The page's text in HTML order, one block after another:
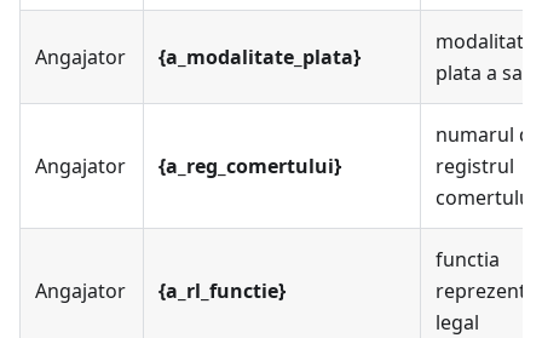
Angajator {a_modalitate_plata}
plata a
Angajator {a_reg_comertului}
numarul
registrul
comertului
Angajator {a_rl_functie}
functia
legal